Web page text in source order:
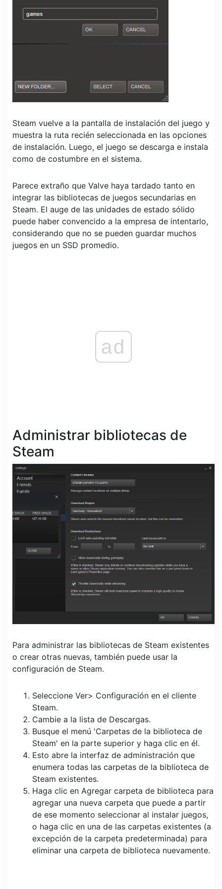
Steam vuelve a la pantalla de instalación del juego y
muestra la ruta recién seleccionada en las opciones
de instalación. Luego, el juego se descarga e instala
como de costumbre en el sistema.
Parece extraño que Valve haya tardado tanto en
integrar las bibliotecas de juegos secundarias en
Steam. El auge de las unidades de estado sólido
puede haber convencido a la empresa de intentarlo,
considerando que no se pueden guardar muchos
juegos en un SSD promedio.
ad
Administrar bibliotecas de
Steam
Para administrar las bibliotecas de Steam existentes
o crear otras nuevas, también puede usar la
configuración de Steam.
Seleccione Ver> Configuración en el cliente
Steam.
Cambie a la lista de Descargas.
Busque el menú 'Carpetas de la biblioteca de
Steam' en la parte superior y haga clic en él.
Esto abre la interfaz de administración que
enumera todas las carpetas de la biblioteca de
Steam existentes.
Haga clic en Agregar carpeta de biblioteca para
agregar una nueva carpeta que puede a partir
de ese momento seleccionar al instalar juegos,
o haga clic en una de las carpetas existentes (a
excepción de la carpeta predeterminada) para
eliminar una carpeta de biblioteca nuevamente.